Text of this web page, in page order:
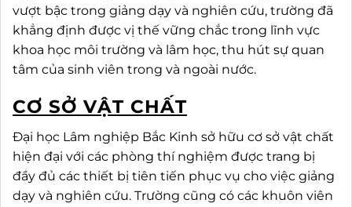
vượt bậc trong giảng dạy và nghiên cứu, trường đã
khẳng định được vị thế vững chắc trong lĩnh vực
khoa học môi trường và lâm học, thu hút sự quan
tâm của sinh viên trong và ngoài nước.
CƠ SỞ VẬT CHẤT
Đại học Lâm nghiệp Bắc Kinh sở hữu cơ sở vật chất
hiện đại với các phòng thí nghiệm được trang bị
đầy đủ các thiết bị tiên tiến phục vụ cho việc giảng
dạy và nghiên cứu. Trường cũng có các khuôn viên